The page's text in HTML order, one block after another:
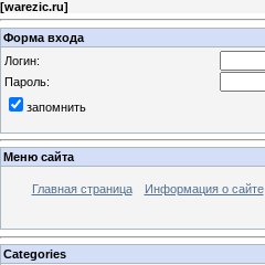
[warezic.ru]
Форма входа
Логин:
Пароль:
запомнить
Меню сайта
Главная страница Информация о сайте
Categories